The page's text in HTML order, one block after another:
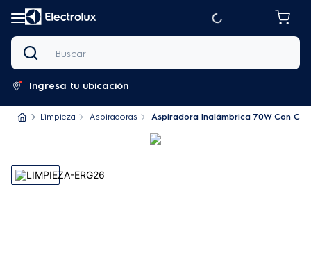
Buscar
Ingresa tu ubicación
Limpieza Aspiradoras Aspiradora Inalámbrica 70W Con